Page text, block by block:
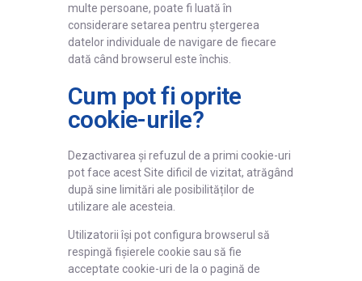
multe persoane, poate fi luată în
considerare setarea pentru ștergerea
datelor individuale de navigare de fiecare
dată când browserul este închis.
Cum pot fi oprite
cookie-urile?
Dezactivarea și refuzul de a primi cookie-uri
pot face acest Site dificil de vizitat, atrăgând
după sine limitări ale posibilităților de
utilizare ale acesteia.
Utilizatorii își pot configura browserul să
respingă fișierele cookie sau să fie
acceptate cookie-uri de la o pagină de